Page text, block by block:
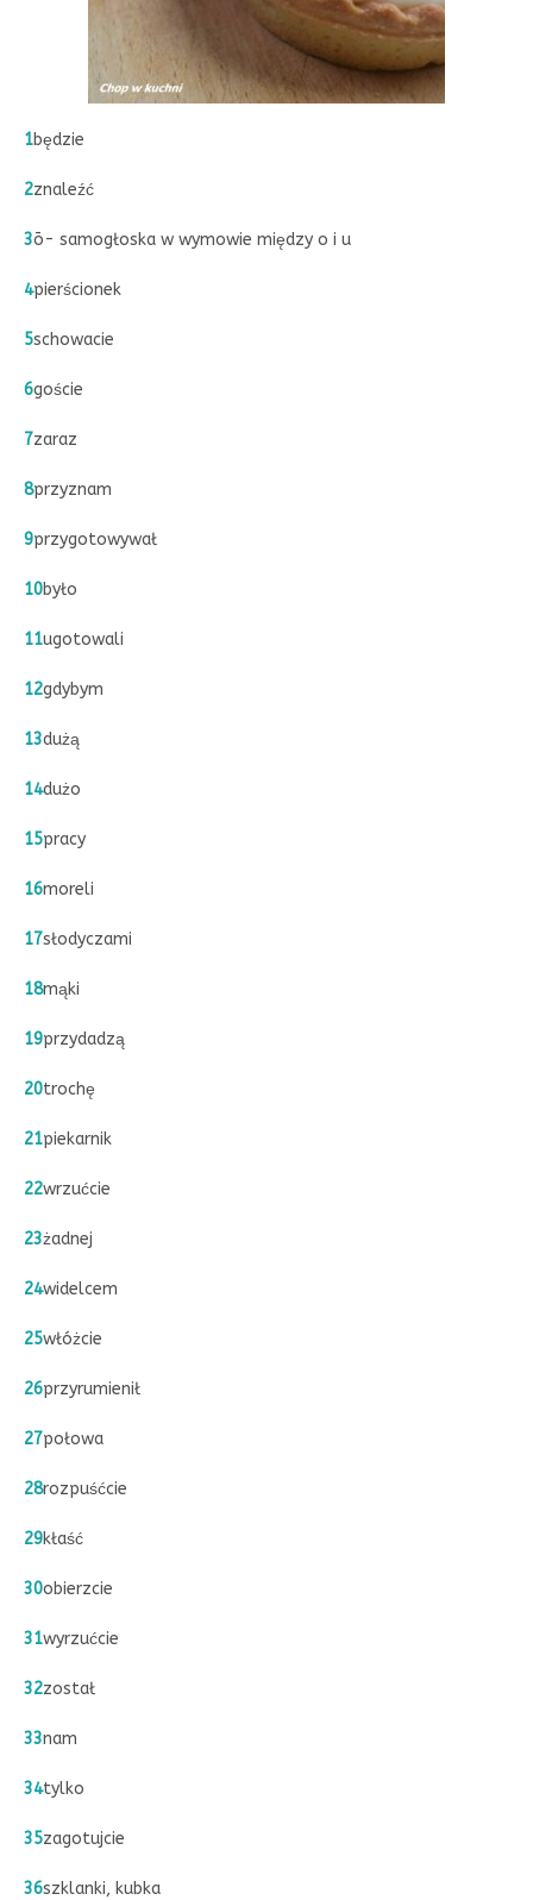
1będzie
2znaleźć
3ō- samogłoska w wymowie między o i u
4pierścionek
5schowacie
6goście
7zaraz
8przyznam
9przygotowywał
10było
11ugotowali
12gdybym
13dużą
14dużo
15pracy
16moreli
17słodyczami
18mąki
19przydadzą
20trochę
21piekarnik
22wrzućcie
23żadnej
24widelcem
25włóżcie
26przyrumienił
27połowa
28rozpuśćcie
29kłaść
30obierzcie
31wyrzućcie
32został
33nam
34tylko
35zagotujcie
36szklanki, kubka